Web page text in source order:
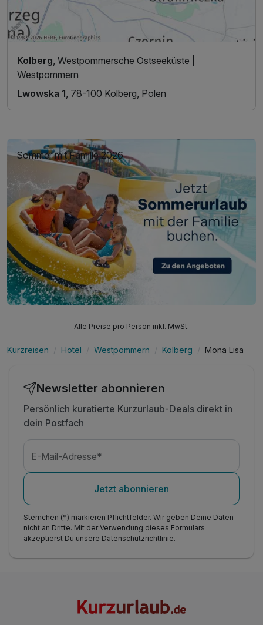
Kolberg, Westpommersche Ostseeküste |
Westpommern
Lwowska 1, 78-100 Kolberg, Polen
Sommer mit Familie 2026
Alle Preise pro Person inkl. MwSt.
Kurzreisen Hotel Westpommern Kolberg Mona Lisa
Newsletter abonnieren
Persönlich kuratierte Kurzurlaub-Deals direkt in
dein Postfach
E-Mail-Adresse*
Jetzt abonnieren
Sternchen (*) markieren Pflichtfelder. Wir geben Deine Daten
nicht an Dritte. Mit der Verwendung dieses Formulars
akzeptierst Du unsere Datenschutzrichtlinie.